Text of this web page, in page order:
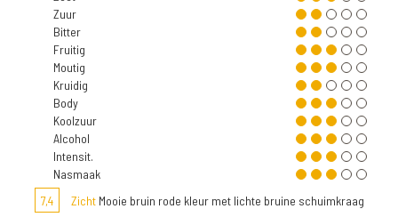
Zuur
Bitter
Fruitig
Moutig
Kruidig
Body
Koolzuur
Alcohol
Intensit.
Nasmaak
7,4
Zicht Mooie bruin rode kleur met lichte bruine schuimkraag